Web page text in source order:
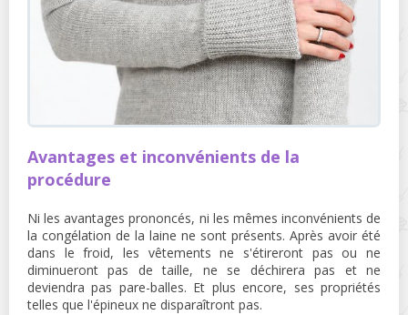
Avantages et inconvénients de la
procédure
Ni les avantages prononcés, ni les mêmes inconvénients de
la congélation de la laine ne sont présents. Après avoir été
dans le froid, les vêtements ne s'étireront pas ou ne
diminueront pas de taille, ne se déchirera pas et ne
deviendra pas pare-balles. Et plus encore, ses propriétés
telles que l'épineux ne disparaîtront pas.